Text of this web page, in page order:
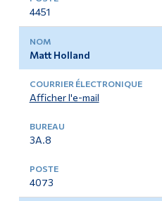
4451
Matt Holland
Afficher l'e-mail
3A.8
4073